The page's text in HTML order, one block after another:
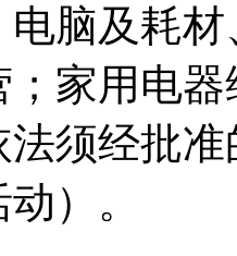
脑及耗
；家用电
法须经批
）。